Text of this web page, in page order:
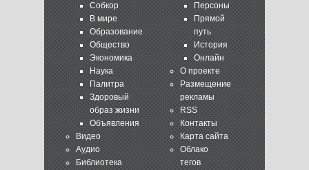
Собкор
В мире
Образование
Общество
Экономика
Наука
Палитра
Здоровый
образ жизни
Объявления
Видео
Аудио
Библиотека
Персоны
Прямой
путь
История
Онлайн
О проекте
Размещение
рекламы
RSS
Контакты
Карта сайта
Облако
тегов